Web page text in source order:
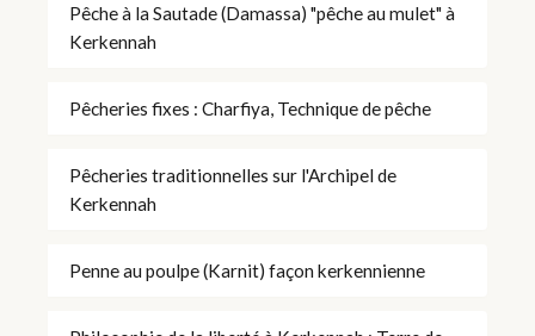
Pêche à la Sautade (Damassa) "pêche au mulet" à
Kerkennah
Pêcheries fixes : Charfiya, Technique de pêche
Pêcheries traditionnelles sur l'Archipel de
Kerkennah
Penne au poulpe (Karnit) façon kerkennienne